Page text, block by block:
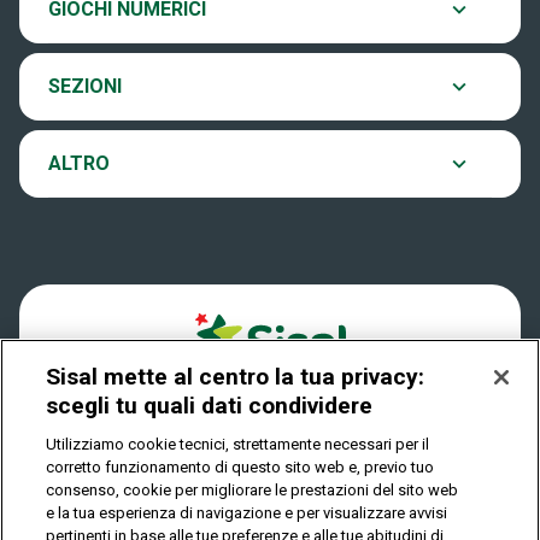
GIOCHI NUMERICI
Eurojackpot
VinciCasa
Play Your Date
SEZIONI
Archivio estrazioni
Verifica vincite
ALTRO
Contatti
Notifiche
Privacy
IL GIOCO È VIETATO AI MINORI E PUÒ CAUSARE
DIPENDENZA PATOLOGICA
Sisal mette al centro la tua privacy:
scegli tu quali dati condividere
Utilizziamo cookie tecnici, strettamente necessari per il
corretto funzionamento di questo sito web e, previo tuo
consenso, cookie per migliorare le prestazioni del sito web
e la tua esperienza di navigazione e per visualizzare avvisi
pertinenti in base alle tue preferenze e alle tue abitudini di